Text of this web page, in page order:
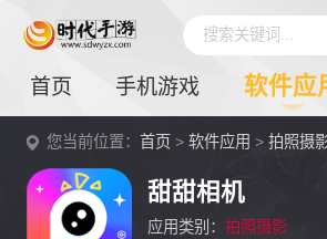
搜索关键词...
首页 手机游戏 软件应
您当前位置：首页 >软件应用 >拍照摄
甜甜相机
应用类别： 拍照摄影